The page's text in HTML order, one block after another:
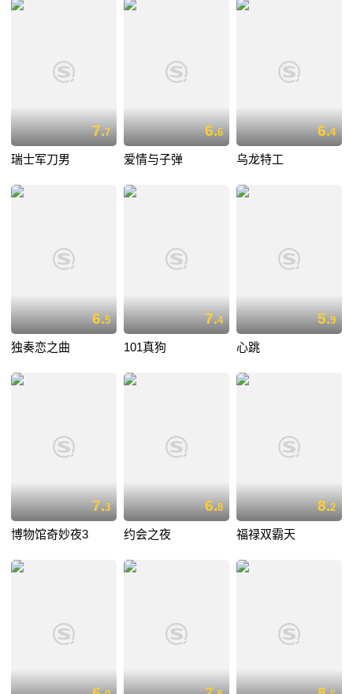
7.7
瑞士军刀男
6.6
爱情与子弹
6.4
乌龙特工
6.5
独奏恋之曲
7.4
101真狗
5.9
心跳
7.3
博物馆奇妙夜3
6.8
约会之夜
8.2
福禄双霸天